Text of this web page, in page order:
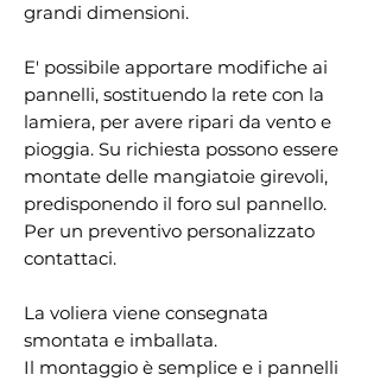
grandi dimensioni.
E' possibile apportare modifiche ai
pannelli, sostituendo la rete con la
lamiera, per avere ripari da vento e
pioggia. Su richiesta possono essere
montate delle mangiatoie girevoli,
predisponendo il foro sul pannello.
Per un preventivo personalizzato
contattaci.
La voliera viene consegnata
smontata e imballata.
Il montaggio è semplice e i pannelli